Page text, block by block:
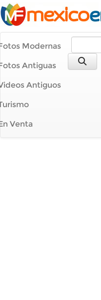
Modernas
Antiguas
Antiguos
Venta